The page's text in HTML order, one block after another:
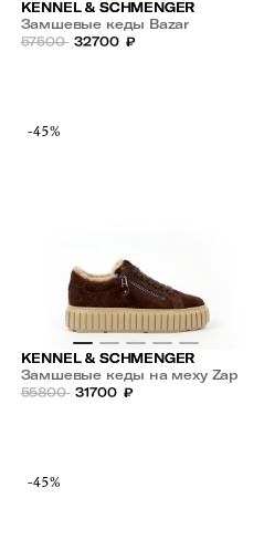
KENNEL & SCHMENGER
Замшевые кеды Bazar
57500 32700 ₽
-45%
KENNEL & SCHMENGER
Замшевые кеды на меху Zap
55800 31700 ₽
-45%